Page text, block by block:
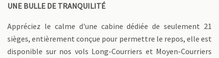
UNE BULLE DE TRANQUILITÉ
Appréciez le calme d'une cabine dédiée de seulement 21
sièges, entièrement conçue pour permettre le repos, elle est
disponible sur nos vols Long-Courriers et Moyen-Courriers